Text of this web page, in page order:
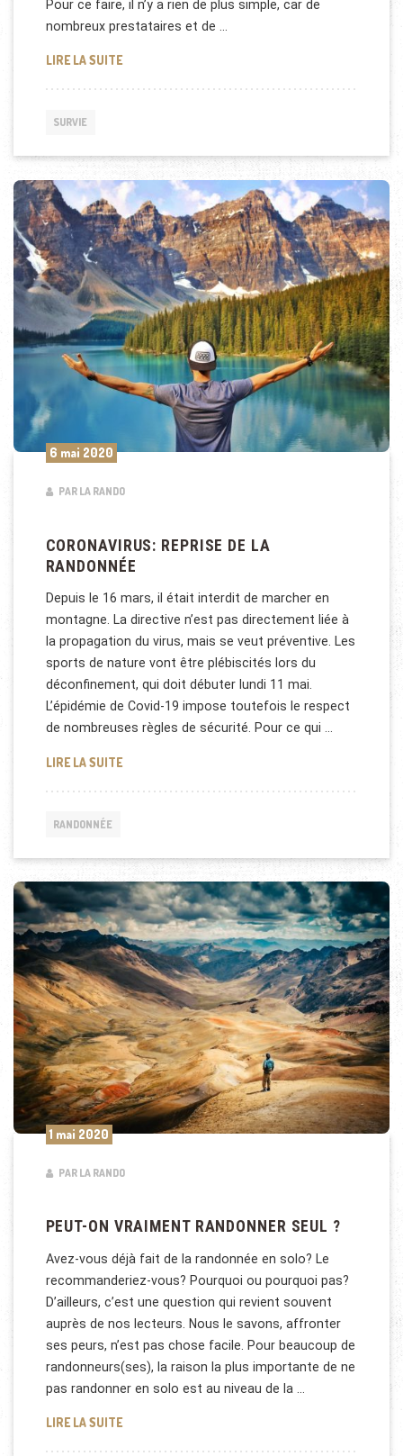
Pour ce faire, il n’y a rien de plus simple, car de
nombreux prestataires et de …
LIRE LA SUITETECHNIQUES DE SURVIE AVEC MIKE HORN
SURVIE
6 mai 2020
PAR LA RANDO
CORONAVIRUS: REPRISE DE LA
RANDONNÉE
Depuis le 16 mars, il était interdit de marcher en
montagne. La directive n’est pas directement liée à
la propagation du virus, mais se veut préventive. Les
sports de nature vont être plébiscités lors du
déconfinement, qui doit débuter lundi 11 mai.
L’épidémie de Covid-19 impose toutefois le respect
de nombreuses règles de sécurité. Pour ce qui …
LIRE LA SUITECORONAVIRUS: REPRISE DE LA RANDONNÉE
RANDONNÉE
1 mai 2020
PAR LA RANDO
PEUT-ON VRAIMENT RANDONNER SEUL ?
Avez-vous déjà fait de la randonnée en solo? Le
recommanderiez-vous? Pourquoi ou pourquoi pas?
D’ailleurs, c’est une question qui revient souvent
auprès de nos lecteurs. Nous le savons, affronter
ses peurs, n’est pas chose facile. Pour beaucoup de
randonneurs(ses), la raison la plus importante de ne
pas randonner en solo est au niveau de la …
LIRE LA SUITEPEUT-ON VRAIMENT RANDONNER SEUL ?